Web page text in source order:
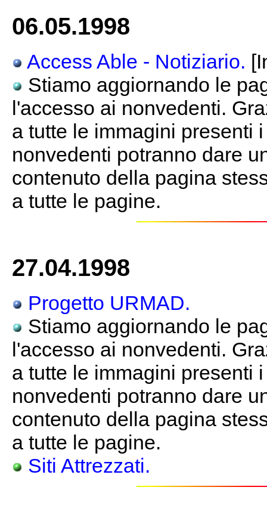
06.05.1998
Access Able - Notiziario.
Stiamo aggiornando le
l'accesso ai nonvedenti.
a tutte le immagini presenti
nonvedenti potranno dare
contenuto della pagina
a tutte le pagine.
27.04.1998
Progetto URMAD.
Stiamo aggiornando le
l'accesso ai nonvedenti.
a tutte le immagini presenti
nonvedenti potranno dare
contenuto della pagina
a tutte le pagine.
Siti Attrezzati.